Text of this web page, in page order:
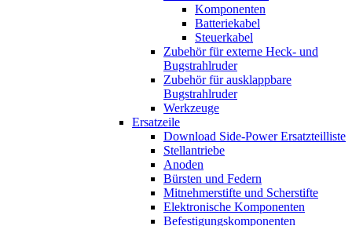
Komponenten
Batteriekabel
Steuerkabel
Zubehör für externe Heck- und
Bugstrahlruder
Zubehör für ausklappbare
Bugstrahlruder
Werkzeuge
Ersatzeile
Download Side-Power Ersatzteilliste
Stellantriebe
Anoden
Bürsten und Federn
Mitnehmerstifte und Scherstifte
Elektronische Komponenten
Befestigungskomponenten